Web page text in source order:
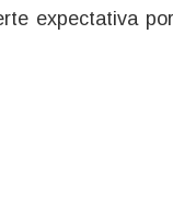
expectativa